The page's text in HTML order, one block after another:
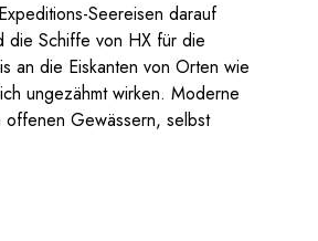
Seereisen darauf
die Schiffe von HX für die
an die Eiskanten von Orten wie
ungezähmt wirken. Moderne
offenen Gewässern, selbst